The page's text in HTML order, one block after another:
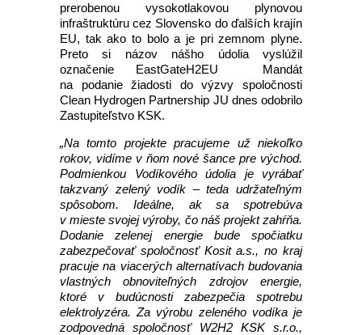
prerobenou vysokotlakovou plynovou
infraštruktúru cez Slovensko do ďalších krajín
EU, tak ako to bolo a je pri zemnom plyne.
Preto si názov nášho údolia vyslúžil
označenie EastGateH2EU Mandát
na podanie žiadosti do výzvy spoločnosti
Clean Hydrogen Partnership JU dnes odobrilo
Zastupiteľstvo KSK.
„Na tomto projekte pracujeme už niekoľko
rokov, vidíme v ňom nové šance pre východ.
Podmienkou Vodíkového údolia je vyrábať
takzvaný zelený vodík – teda udržateľným
spôsobom. Ideálne, ak sa spotrebúva
v mieste svojej výroby, čo náš projekt zahŕňa.
Dodanie zelenej energie bude spočiatku
zabezpečovať spoločnosť Kosit a.s., no kraj
pracuje na viacerých alternatívach budovania
vlastných obnoviteľných zdrojov energie,
ktoré v budúcnosti zabezpečia spotrebu
elektrolyzéra. Za výrobu zeleného vodíka je
zodpovedná spoločnosť W2H2 KSK s.r.o.,